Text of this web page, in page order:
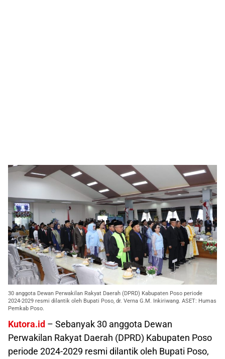
30 anggota Dewan Perwakilan Rakyat Daerah (DPRD) Kabupaten Poso periode
2024-2029 resmi dilantik oleh Bupati Poso, dr. Verna G.M. Inkiriwang. ASET: Humas
Pemkab Poso.
Kutora.id – Sebanyak 30 anggota Dewan
Perwakilan Rakyat Daerah (DPRD) Kabupaten Poso
periode 2024-2029 resmi dilantik oleh Bupati Poso,